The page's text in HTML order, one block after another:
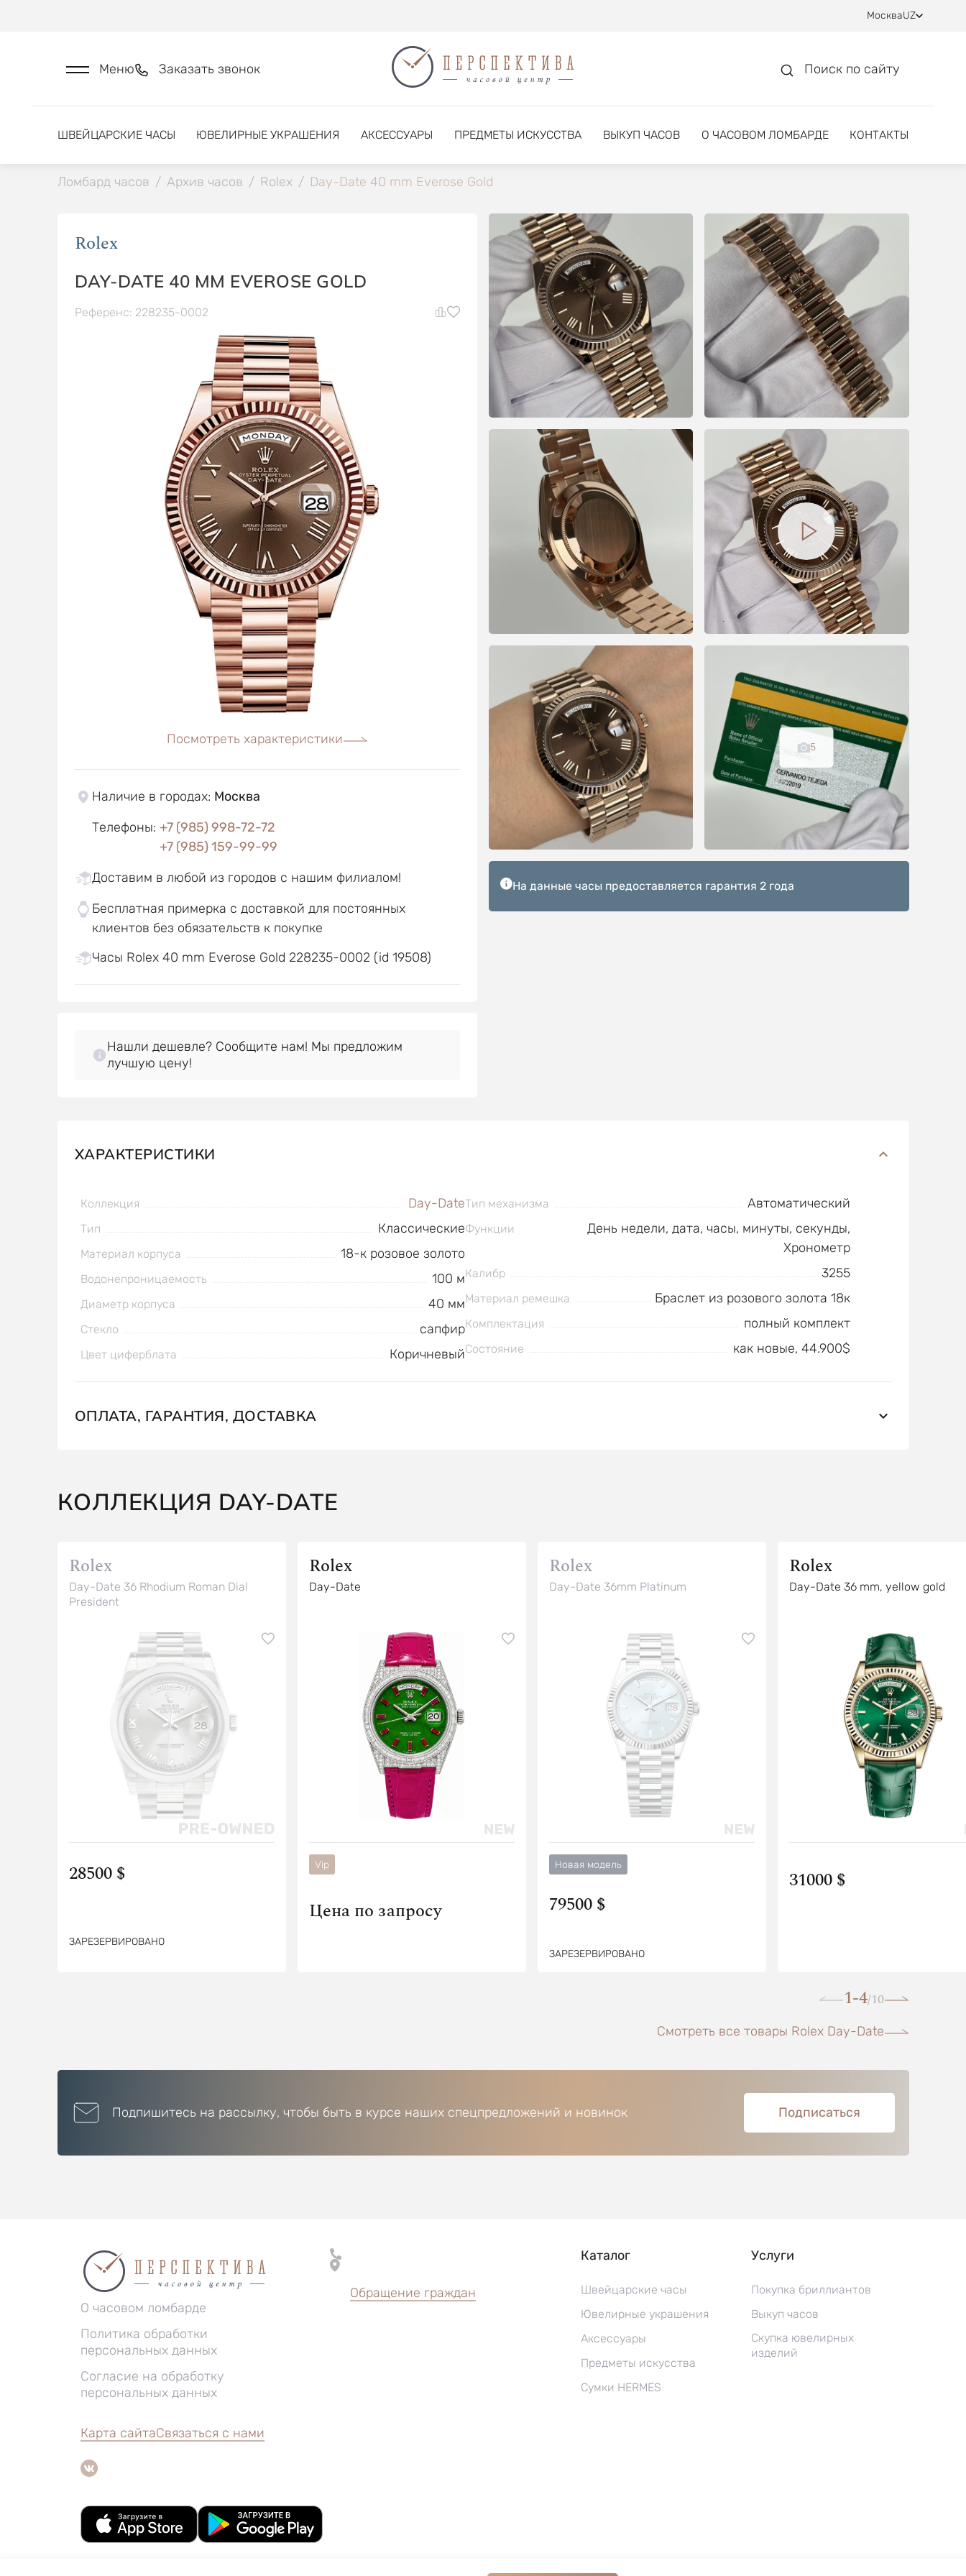
МоскваUZ
Меню Заказать звонок Поиск по сайту
ШВЕЙЦАРСКИЕ ЧАСЫ ЮВЕЛИРНЫЕ УКРАШЕНИЯ АКСЕССУАРЫ ПРЕДМЕТЫ ИСКУССТВА ВЫКУП ЧАСОВ О ЧАСОВОМ ЛОМБАРДЕ КОНТАКТЫ
Ломбард часов / Архив часов / Rolex / Day-Date 40 mm Everose Gold
Rolex
DAY-DATE 40 MM EVEROSE GOLD
Референс: 228235-0002
Посмотреть характеристики
Наличие в городах: Москва
Телефоны: +7 (985) 998-72-72
+7 (985) 159-99-99
Доставим в любой из городов с нашим филиалом!
Бесплатная примерка с доставкой для постоянных
клиентов без обязательств к покупке
Часы Rolex 40 mm Everose Gold 228235-0002 (id 19508)
Нашли дешевле? Сообщите нам! Мы предложим
лучшую цену!
5
На данные часы предоставляется гарантия 2 года
ХАРАКТЕРИСТИКИ
Коллекция Day-Date
Тип Классические
Материал корпуса 18-к розовое золото
Водонепроницаемость 100 м
Диаметр корпуса 40 мм
Стекло сапфир
Цвет циферблата Коричневый
Тип механизма Автоматический
Функции
День недели, дата, часы, минуты, секунды,
Хронометр
Калибр 3255
Материал ремешка Браслет из розового золота 18к
Комплектация полный комплект
Состояние как новые, 44.900$
ОПЛАТА, ГАРАНТИЯ, ДОСТАВКА
КОЛЛЕКЦИЯ DAY-DATE
Rolex
Day-Date 36 Rhodium Roman Dial
President
28500 $
ЗАРЕЗЕРВИРОВАНО
Rolex
Day-Date
Vip
Цена по запросу
Rolex
Day-Date 36mm Platinum
Новая модель
79500 $
ЗАРЕЗЕРВИРОВАНО
Rolex
Day-Date 36 mm, yellow gold
31000 $
1-4/10
Смотреть все товары Rolex Day-Date
Подпишитесь на рассылку, чтобы быть в курсе наших спецпредложений и новинок Подписаться
О часовом ломбарде
Политика обработки
персональных данных
Согласие на обработку
персональных данных
Обращение граждан
Каталог
Швейцарские часы
Ювелирные украшения
Аксессуары
Предметы искусства
Сумки HERMES
Услуги
Покупка бриллиантов
Выкуп часов
Скупка ювелирных
изделий
Карта сайтаСвязаться с нами